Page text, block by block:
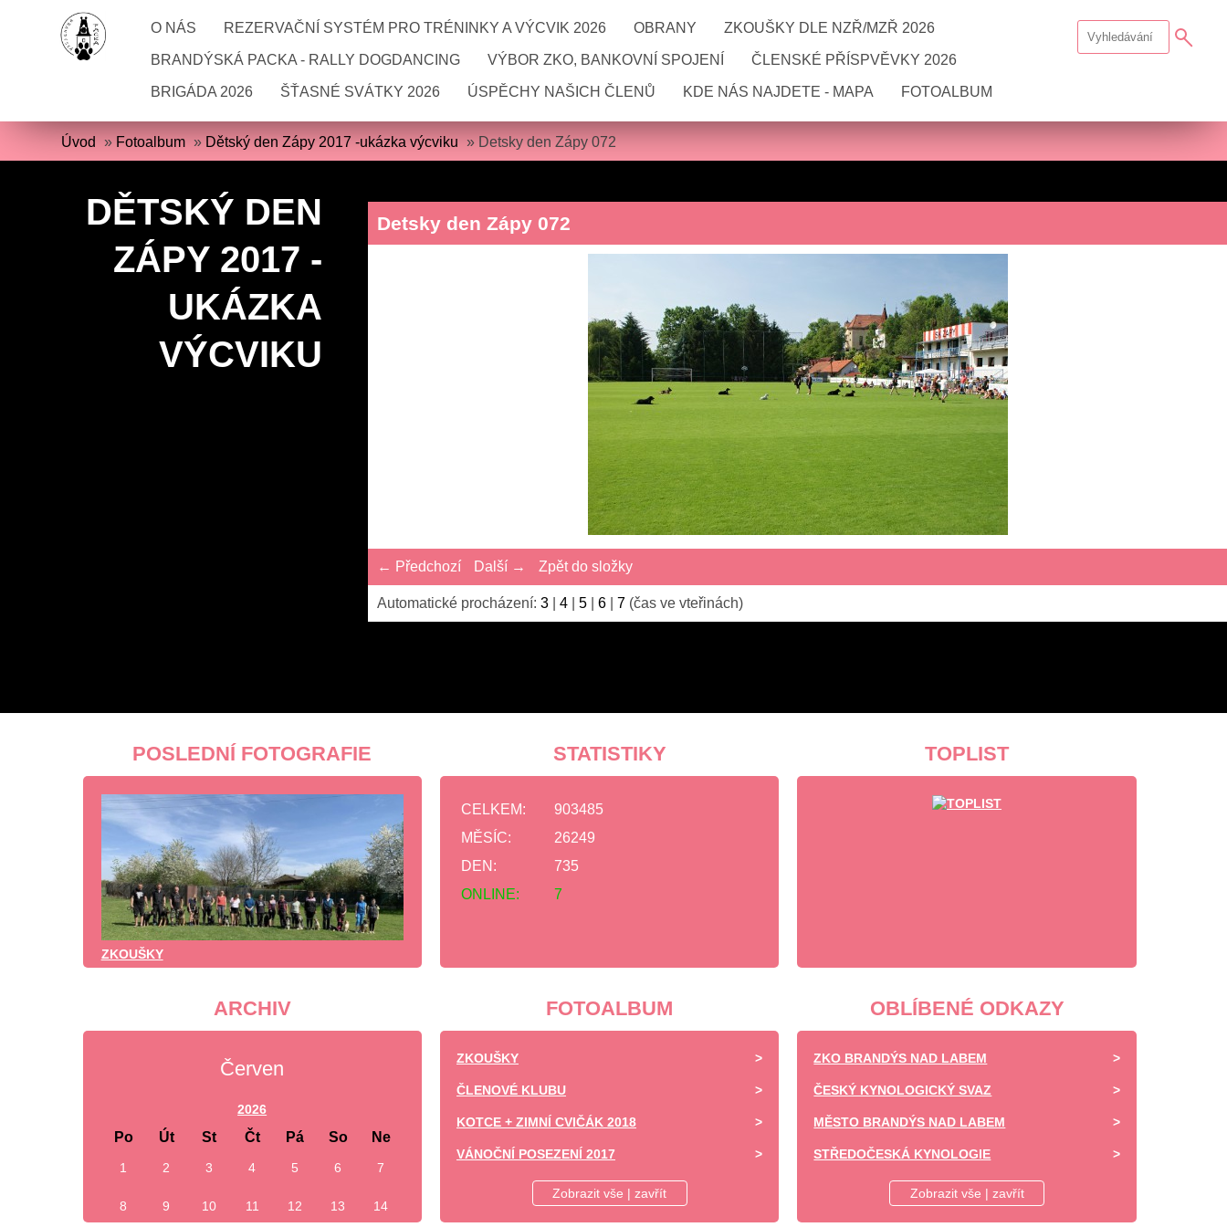
O NÁS REZERVAČNÍ SYSTÉM PRO TRÉNINKY A VÝCVIK 2026 OBRANY ZKOUŠKY DLE NZŘ/MZŘ 2026
BRANDÝSKÁ PACKA - RALLY DOGDANCING VÝBOR ZKO, BANKOVNÍ SPOJENÍ ČLENSKÉ PŘÍSPVĚVKY 2026
BRIGÁDA 2026 ŠŤASNÉ SVÁTKY 2026 ÚSPĚCHY NAŠICH ČLENŮ KDE NÁS NAJDETE - MAPA FOTOALBUM
Úvod » Fotoalbum » Dětský den Zápy 2017 -ukázka výcviku » Detsky den Zápy 072
DĚTSKÝ DEN
ZÁPY 2017 -
UKÁZKA
VÝCVIKU
Detsky den Zápy 072
← Předchozí Další → Zpět do složky
Automatické procházení:3 |4 |5 |6 |7 (čas ve vteřinách)
POSLEDNÍ FOTOGRAFIE
ZKOUŠKY
STATISTIKY
ONLINE: 7
CELKEM:
903485
MĚSÍC:
26249
DEN:
735
TOPLIST
ARCHIV
Červen
2026
Po Út St Čt Pá So Ne
1 2 3 4 5 6 7
8 9 10 11 12 13 14
FOTOALBUM
ZKOUŠKY
ČLENOVÉ KLUBU
KOTCE + ZIMNÍ CVIČÁK 2018
VÁNOČNÍ POSEZENÍ 2017
DĚTSKÝ DEN ZÁPY 2017 -UKÁZKA VÝCVIKU
Zobrazit vše | zavřít
OBLÍBENÉ ODKAZY
ZKO BRANDÝS NAD LABEM
ČESKÝ KYNOLOGICKÝ SVAZ
MĚSTO BRANDÝS NAD LABEM
STŘEDOČESKÁ KYNOLOGIE
DAISY OF HIGHLAND - CHOVATELSKÁ STANICE -
Zobrazit vše | zavřít